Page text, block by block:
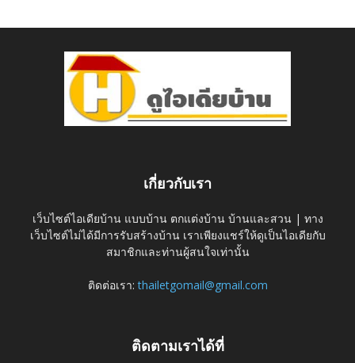
เกี่ยวกับเรา
เว็บไซต์ไอเดียบ้าน แบบบ้าน ตกแต่งบ้าน บ้านและสวน | ทาง
เว็บไซต์ไม่ได้มีการรับสร้างบ้าน เราเพียงแชร์ให้ดูเป็นไอเดียกับ
สมาชิกและท่านผู้สนใจเท่านั้น
ติดต่อเรา:thailetgomail@gmail.com
ติดตามเราได้ที่